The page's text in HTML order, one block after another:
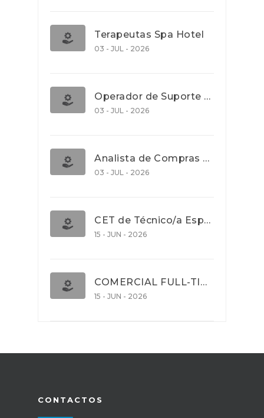
Terapeutas Spa Hotel
03 - JUL - 2026
Operador de Suporte Operacional
03 - JUL - 2026
Analista de Compras e Contratos (Banca)
03 - JUL - 2026
CET de Técnico/a Especialista em Comércio Internacional (Nível 5)
15 - JUN - 2026
COMERCIAL FULL-TIME
15 - JUN - 2026
CONTACTOS